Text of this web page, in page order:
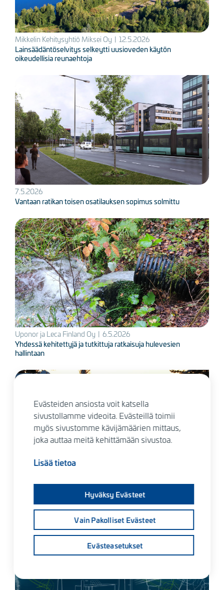
Mikkelin Kehitysyhtiö Miksei Oy | 12.5.2026
Lainsäädäntöselvitys selkeytti uusioveden käytön
oikeudellisia reunaehtoja
7.5.2026
Vantaan ratikan toisen osatilauksen sopimus solmittu
Kuva
Uponor ja Leca Finland Oy | 6.5.2026
Yhdessä kehitettyjä ja tutkittuja ratkaisuja hulevesien
hallintaan
Kuva
Itä-Suomen Elinvoimakeskus | 6.5.2026
Sopeutuvan talvimatkailun malli tukee Pohjois-Savon
matkailuyrityksiä
Kuva
Evästeiden ansiosta voit katsella
sivustollamme videoita. Evästeillä toimii
myös sivustomme kävijämäärien mittaus,
joka auttaa meitä kehittämään sivustoa.
Lisää tietoa
Hyväksy Evästeet
Vain Pakolliset Evästeet
Evästeasetukset